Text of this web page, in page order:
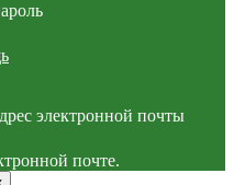
электронной почты
почте.